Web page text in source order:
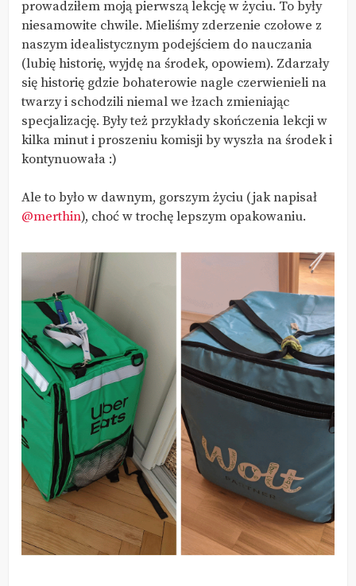
prowadziłem moją pierwszą lekcję w życiu. To były
niesamowite chwile. Mieliśmy zderzenie czołowe z
naszym idealistycznym podejściem do nauczania
(lubię historię, wyjdę na środek, opowiem). Zdarzały
się historię gdzie bohaterowie nagle czerwienieli na
twarzy i schodzili niemal we łzach zmieniając
specjalizację. Były też przykłady skończenia lekcji w
kilka minut i proszeniu komisji by wyszła na środek i
kontynuowała :)
Ale to było w dawnym, gorszym życiu (jak napisał
@merthin), choć w trochę lepszym opakowaniu.